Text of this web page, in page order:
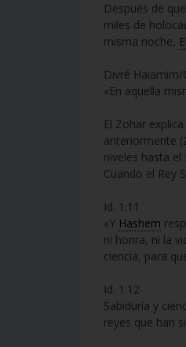
Después de
miles de
misma noche,
Divré Haiamim/
«En aquella
El Zohar
anteriormente
niveles hasta
Cuando el Rey
Id. 1:11
«Y Hashem
ni honra, ni la
ciencia, para
Id. 1:12
Sabiduría y
reyes que han